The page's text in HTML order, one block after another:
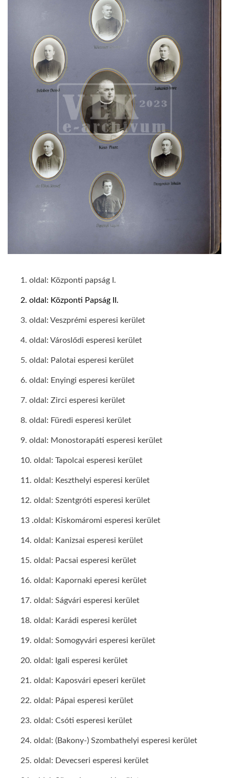
1. oldal: Központi papság I.
2. oldal: Központi Papság II.
3. oldal: Veszprémi esperesi kerület
4. oldal: Városlődi esperesi kerület
5. oldal: Palotai esperesi kerület
6. oldal: Enyingi esperesi kerület
7. oldal: Zirci esperesi kerület
8. oldal: Füredi esperesi kerület
9. oldal: Monostorapáti esperesi kerület
10. oldal: Tapolcai esperesi kerület
11. oldal: Keszthelyi esperesi kerület
12. oldal: Szentgróti esperesi kerület
13 .oldal: Kiskomáromi esperesi kerület
14. oldal: Kanizsai esperesi kerület
15. oldal: Pacsai esperesi kerület
16. oldal: Kapornaki eperesi kerület
17. oldal: Ságvári esperesi kerület
18. oldal: Karádi esperesi kerület
19. oldal: Somogyvári esperesi kerület
20. oldal: Igali esperesi kerület
21. oldal: Kaposvári epeseri kerület
22. oldal: Pápai esperesi kerület
23. oldal: Csóti esperesi kerület
24. oldal: (Bakony-) Szombathelyi esperesi kerület
25. oldal: Devecseri esperesi kerület